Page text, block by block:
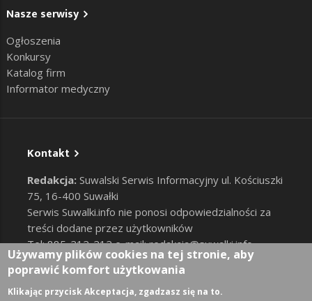
Nasze serwisy
Ogłoszenia
Konkursy
Katalog firm
Informator medyczny
Kontakt
Redakcja: Suwalski Serwis Informacyjny ul. Kościuszki
75, 16-400 Suwałki
Serwis Suwalki.info nie ponosi odpowiedzialności za
treści dodane przez użytkowników
Tel: 885-212-212 e-mail:redakcja@suwalki.info,
reklama@suwalki.info
RODO |Cookies
Zaloguj
Używamy plików cookies na tej stronie, aby
poprawić komfort użytkowania
Klikając przycisk Akceptacja, zgadzasz się na to.